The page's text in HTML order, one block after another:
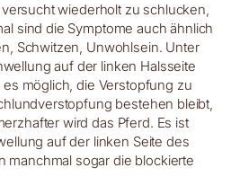
wiederholt zu schlucken,
sind die Symptome auch ähnlich
Schwitzen, Unwohlsein. Unter
auf der linken Halsseite
möglich, die Verstopfung zu
bestehen bleibt,
wird das Pferd. Es ist
auf der linken Seite des
manchmal sogar die blockierte